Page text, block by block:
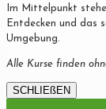
Im Mittelpunkt
Entdecken und das
Umgebung.
Alle Kurse finden
SCHLIEßEN